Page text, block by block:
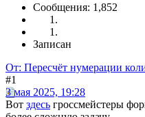
Сообщения: 1,852
Записан
От: Пересчёт нумерации
#1
3 мая 2025, 19:28
Вот здесь гроссмейстеры